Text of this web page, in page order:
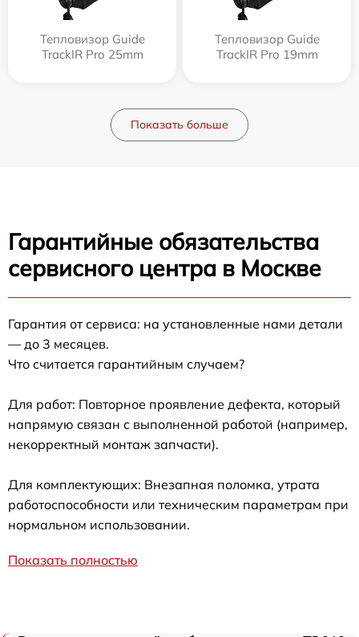
Тепловизор Guide
TrackIR Pro 25mm
Тепловизор Guide
TrackIR Pro 19mm
Показать больше
Гарантийные обязательства
сервисного центра в Москве
Гарантия от сервиса: на установленные нами детали
— до 3 месяцев.
Что считается гарантийным случаем?
Для работ: Повторное проявление дефекта, который
напрямую связан с выполненной работой (например,
некорректный монтаж запчасти).
Для комплектующих: Внезапная поломка, утрата
работоспособности или техническим параметрам при
нормальном использовании.
Показать полностью